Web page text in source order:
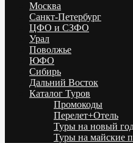
Низкие цены на путевки 3-7-
море. Распродажа
Обновление каждый день.
Москва
Санкт-Петербург
ЦФО и СЗФО
Урал
Поволжье
ЮФО
Сибирь
Дальний Восток
Каталог Туров
Промокоды
Перелет+Отель
Туры на новый
Туры на майские